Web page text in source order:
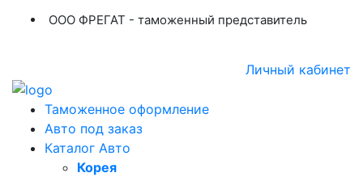
ООО ФРЕГАТ - таможенный представитель
Личный кабинет
Таможенное оформление
Авто под заказ
Каталог Авто
Корея